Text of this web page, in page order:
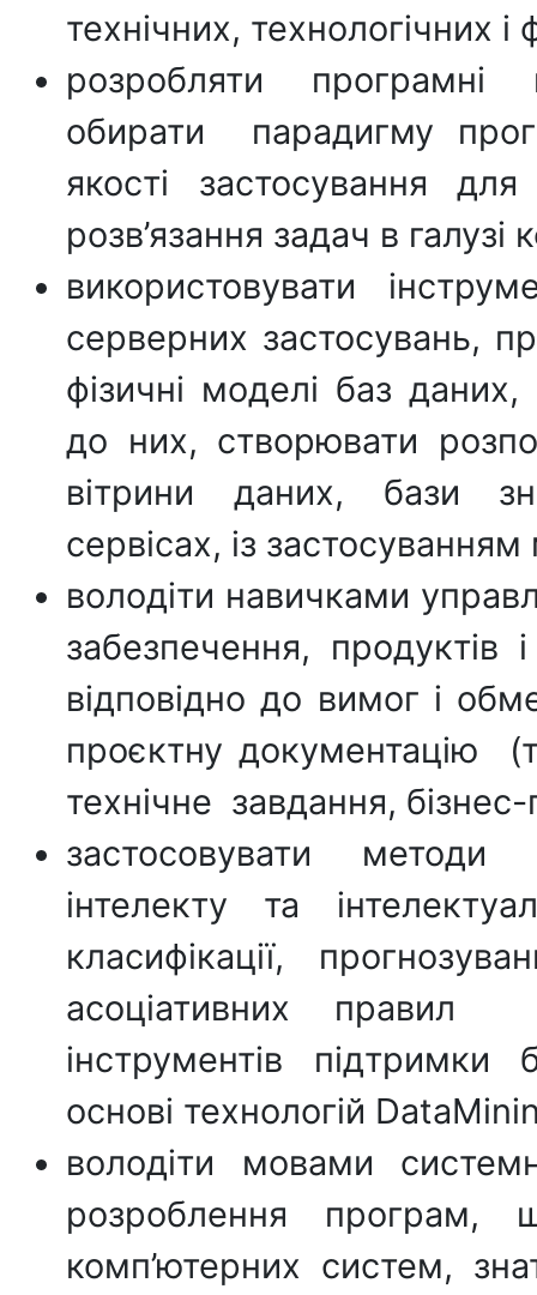
технічних, технологічних і
розробляти
обирати парадигму
якості застосування
розв’язання задач в
використовувати
серверних застосувань,
фізичні моделі баз
до них, створювати
вітрини даних, бази
сервісах, із
володіти навичками
забезпечення, продуктів
відповідно до вимог і
проєктну документацію
технічне завдання,
застосовувати
інтелекту та
класифікації,
асоціативних
інструментів підтримки
основі технологій
володіти мовами
розроблення програм,
комп’ютерних систем,